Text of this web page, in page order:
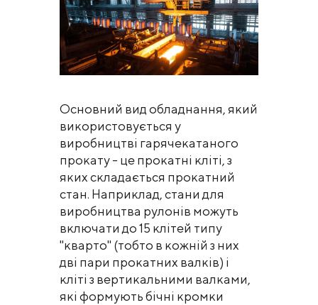
Основний вид обладнання, який
використовується у
виробництві гарячекатаного
прокату - це прокатні кліті, з
яких складається прокатний
стан. Наприклад, стани для
виробництва рулонів можуть
включати до 15 клітей типу
"кварто" (тобто в кожній з них
дві пари прокатних валків) і
кліті з вертикальними валками,
які формують бічні кромки